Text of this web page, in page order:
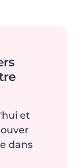
et
dans